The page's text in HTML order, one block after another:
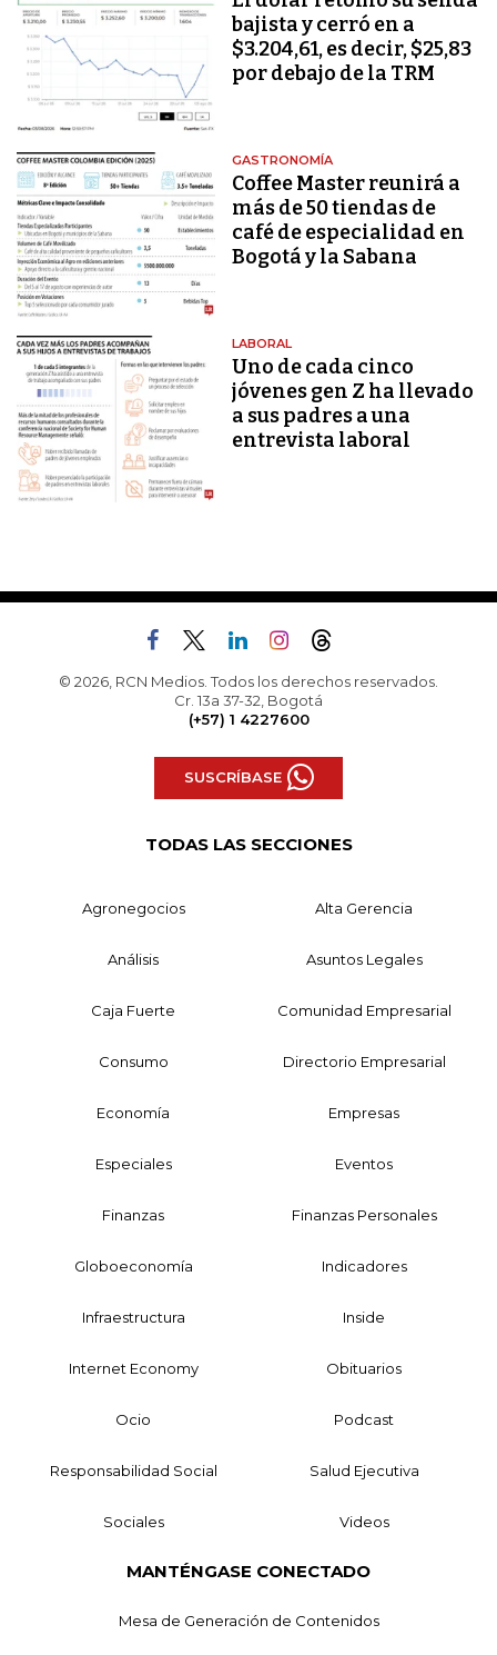
bajista y cerró en a
$3.204,61, es decir, $25,83
por debajo de la TRM
GASTRONOMÍA
Coffee Master reunirá a
más de 50 tiendas de
café de especialidad en
Bogotá y la Sabana
LABORAL
Uno de cada cinco
jóvenes gen Z ha llevado
a sus padres a una
entrevista laboral
© 2026, RCN Medios. Todos los derechos reservados.
Cr. 13a 37-32, Bogotá
(+57) 1 4227600
SUSCRÍBASE
TODAS LAS SECCIONES
Agronegocios Alta Gerencia
Análisis Asuntos Legales
Caja Fuerte Comunidad Empresarial
Consumo Directorio Empresarial
Economía Empresas
Especiales Eventos
Finanzas Finanzas Personales
Globoeconomía Indicadores
Infraestructura Inside
Internet Economy Obituarios
Ocio Podcast
Responsabilidad Social Salud Ejecutiva
Sociales Videos
MANTÉNGASE CONECTADO
Mesa de Generación de Contenidos